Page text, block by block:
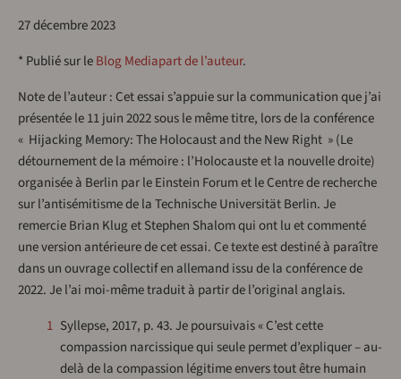
27 décembre 2023
* Publié sur leBlog Mediapart de l’auteur.
Note de l’auteur : Cet essai s’appuie sur la communication que j’ai
présentée le 11 juin 2022 sous le même titre, lors de la conférence
« Hijacking Memory: The Holocaust and the New Right » (Le
détournement de la mémoire : l’Holocauste et la nouvelle droite)
organisée à Berlin par le Einstein Forum et le Centre de recherche
sur l’antisémitisme de la Technische Universität Berlin. Je
remercie Brian Klug et Stephen Shalom qui ont lu et commenté
une version antérieure de cet essai. Ce texte est destiné à paraître
dans un ouvrage collectif en allemand issu de la conférence de
2022. Je l’ai moi-même traduit à partir de l’original anglais.
1 Syllepse, 2017, p. 43. Je poursuivais « C’est cette
compassion narcissique qui seule permet d’expliquer – au-
delà de la compassion légitime envers tout être humain